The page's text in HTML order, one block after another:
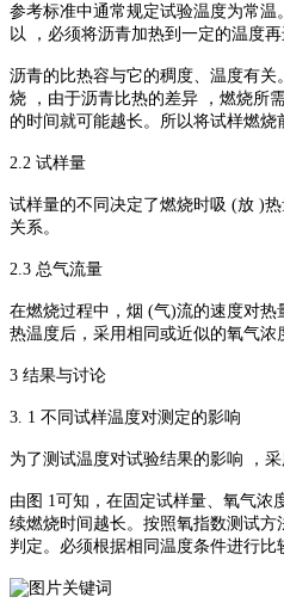
参考标准中通常规定试验温度为常
以 ，必须将沥青加热到一定的温度再
沥青的比热容与它的稠度、温度有关
烧 ，由于沥青比热的差异 ，燃烧所
的时间就可能越长。所以将试样燃
2.2 试样量
试样量的不同决定了燃烧时吸 (放 )
关系。
2.3 总气流量
在燃烧过程中，烟 (气)流的速度对
热温度后，采用相同或近似的氧气浓
3 结果与讨论
3. 1 不同试样温度对测定的影响
为了测试温度对试验结果的影响 ，
由图 1可知，在固定试样量、氧气浓
续燃烧时间越长。按照氧指数测试
判定。必须根据相同温度条件进行比